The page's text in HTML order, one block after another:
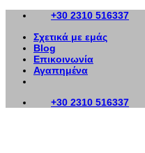
Μετάβαση
περιεχόμενο
+30 2310 516337
Σχετικά με εμάς
Blog
Επικοινωνία
Αγαπημένα
+30 2310 516337